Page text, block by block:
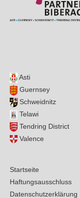
Asti
Guernsey
Schweidnitz
Telawi
Tendring District
Valence
Startseite
Haftungsausschluss
Datenschutzerklärung